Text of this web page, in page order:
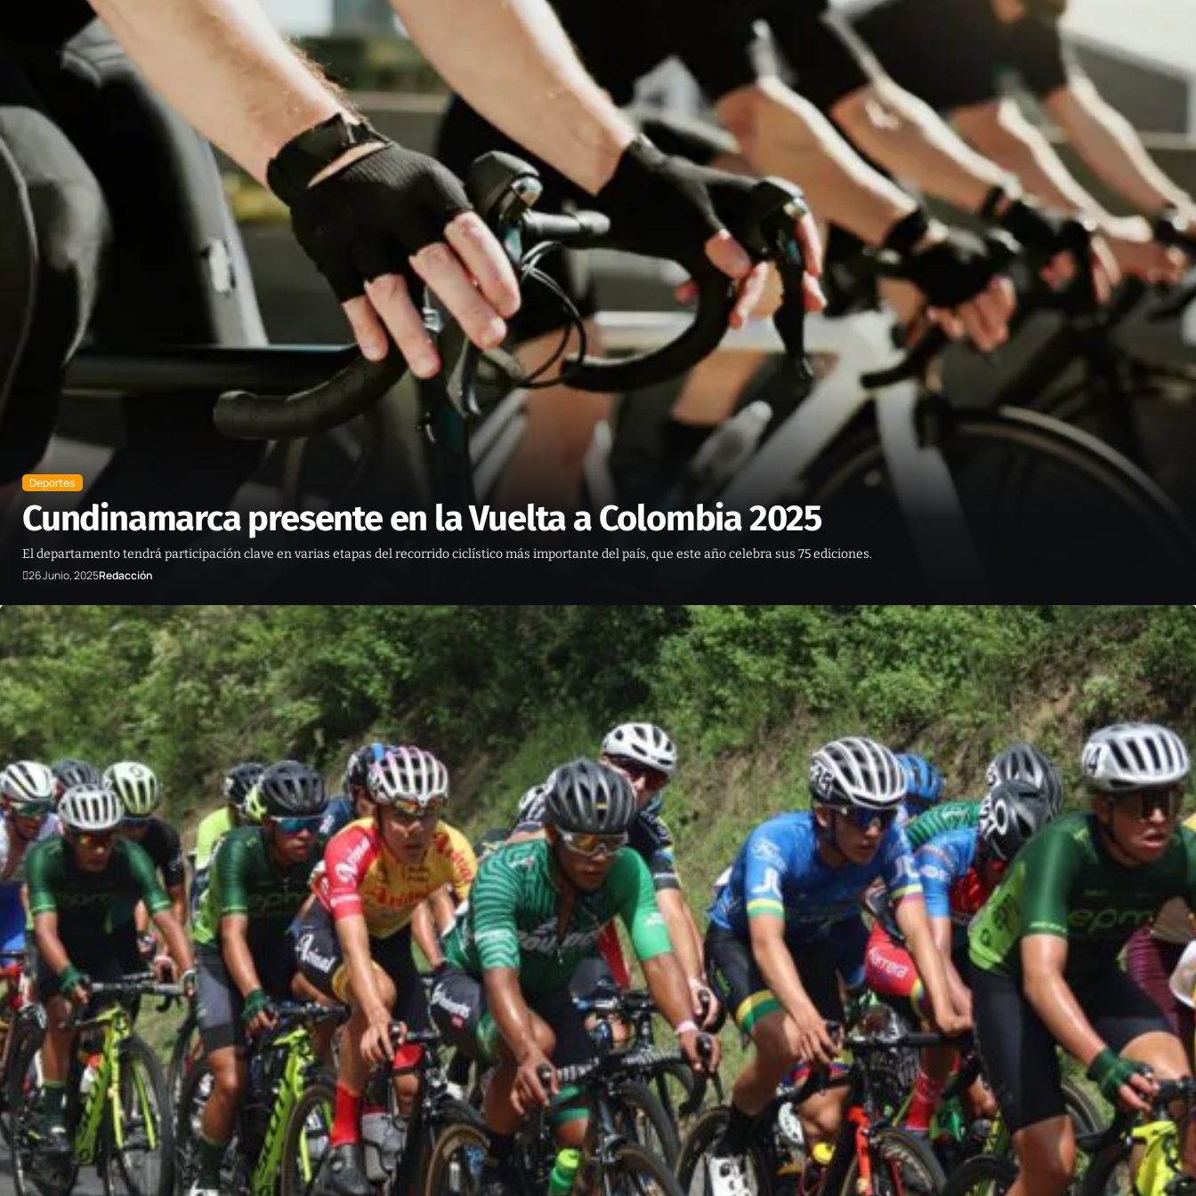
Deportes
Cundinamarca presente en la Vuelta a Colombia 2025
El departamento tendrá participación clave en varias etapas del recorrido ciclístico más importante del país, que este año celebra sus 75 ediciones.
26 Junio, 2025Redacción